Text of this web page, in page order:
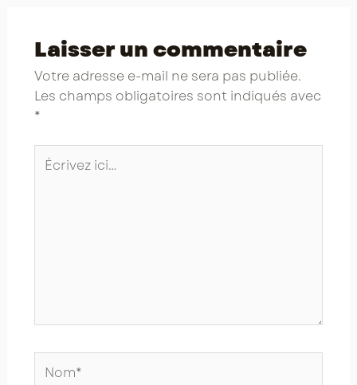
Laisser un commentaire
Votre adresse e-mail ne sera pas publiée.
Les champs obligatoires sont indiqués avec
*
Écrivez
ici…